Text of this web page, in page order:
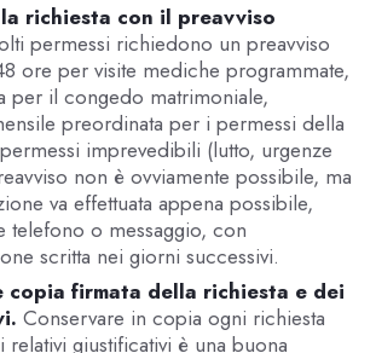
richiesta con il preavviso
permessi richiedono un preavviso
ore per visite mediche programmate,
per il congedo matrimoniale,
preordinata per i permessi della
imprevedibili (lutto, urgenze
non è ovviamente possibile, ma
va effettuata appena possibile,
telefono o messaggio, con
scritta nei giorni successivi.
copia firmata della richiesta e dei
Conservare in copia ogni richiesta
relativi giustificativi è una buona